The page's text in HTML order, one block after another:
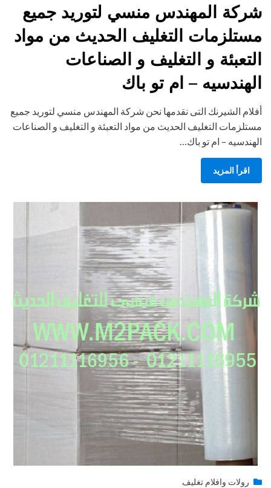
شركة المهندس منسي لتوريد جميع
مستلزمات التغليف الحديث من مواد
التعبئة و التغليف و الصناعات
الهندسيه – ام تو باك
أفلام الشيرنك التى نقدمها نحن شركة المهندس منسي لتوريد جميع
مستلزمات التغليف الحديث من مواد التعبئة و التغليف و الصناعات
الهندسيه – ام تو باك…
اقرأ المزيد
byengmansyPosted
يوليو 13, 2015
رولات وافلام تغليف